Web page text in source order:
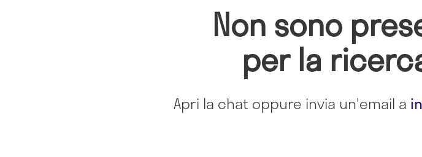
Non sono
per la
Apri la chat oppure invia un'email a